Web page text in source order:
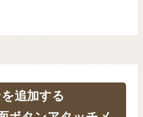
追加する